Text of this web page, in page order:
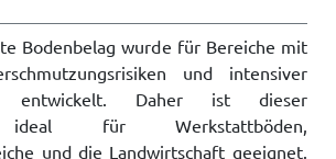
Bodenbelag wurde für Bereiche mit
und intensiver
entwickelt. Daher ist dieser
ideal für Werkstattböden,
und die Landwirtschaft geeignet.